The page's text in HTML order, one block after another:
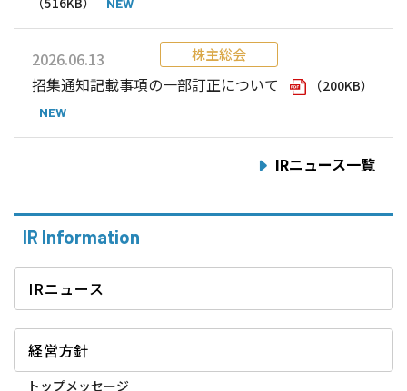
2026.06.13 株主総会
招集通知記載事項の一部訂正について （200KB）
IRニュース一覧
IR Information
IRニュース
経営方針
トップメッセージ